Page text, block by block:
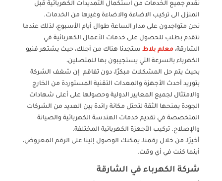
نقدم جميع الخدمات من استكمال التمديدات الكهربائية قبل
المنزل الى تركيب الاضاءة والاضاءة وغيرها من الخدمات.
نحن متواجدون على مدار الساعة طوال أيام الأسبوع، لذلك عندما
تتقدم بطلب للحصول على خدمات الأعمال الكهربائية في
الشارقة، معلم بلاطستجدنا هناك من أجلك، حيث يشتهر فنيو
الكهرباء بالسرعة التي يستجيبون بها للمتصلين،
بحيث يتم حل المشكلات مبكرًا، دون تفاقم إن شغف الشركة
بتوريد أحدث الأجهزة والمعدات التقنية المستوردة من الخارج
والامتثال لجميع المعايير الدولية وحصولها على أعلى شهادات
الجودة يمنحها الثقة لتحتل مكانة رائدة بين العديد من الشركات
المتخصصة في تقديم خدمات الهندسة الكهربائية والصيانة
والإصلاح. تركيب الأجهزة الكهربائية المختلفة.
أخيرًا، من خلال رقمنا، يمكنك الوصول إلينا على الرقم المعروض،
أينما كنت في أي وقت.
شركة الكهرباء في الشارقة